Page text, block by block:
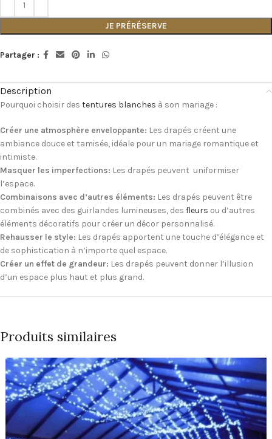
JE PRÉRÉSERVE
Partager :
Description
Pourquoi choisir des tentures blanches à son mariage :
Créer une atmosphère enveloppante: Les drapés créent une
ambiance douce et tamisée, idéale pour un mariage romantique et
intimiste.
Masquer les imperfections: Les drapés peuvent uniformiser
l’espace.
Combinaisons avec d’autres éléments: Les drapés peuvent être
combinés avec des guirlandes lumineuses, des fleurs ou d’autres
éléments décoratifs pour créer un décor personnalisé.
Rehausser le style: Les drapés apportent une touche d’élégance et
de sophistication à n’importe quel espace.
Créer un effet de grandeur: Les drapés peuvent donner l’illusion
d’un espace plus haut et plus grand.
Produits similaires